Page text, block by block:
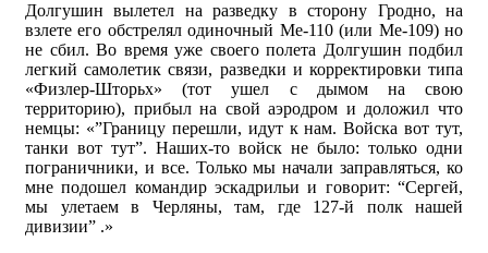
Долгушин вылетел на разведку в сторону Гродно, на
взлете его обстрелял одиночный Ме-110 (или Ме-109) но
не сбил. Во время уже своего полета Долгушин подбил
легкий самолетик связи, разведки и корректировки типа
«Физлер-Шторьх» (тот ушел с дымом на свою
территорию), прибыл на свой аэродром и доложил что
немцы: «”Границу перешли, идут к нам. Войска вот тут,
танки вот тут”. Наших-то войск не было: только одни
пограничники, и все. Только мы начали заправляться, ко
мне подошел командир эскадрильи и говорит: “Сергей,
мы улетаем в Черляны, там, где 127-й полк нашей
дивизии” .»